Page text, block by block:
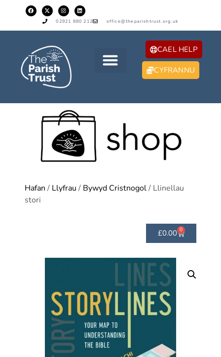
02921 880 212 office@theparishtrust.org.uk
CAEL HELP
CYFRANNU
Hafan / Llyfrau / Bywyd Cristnogol/ Llinellau
stori
£0.00 0